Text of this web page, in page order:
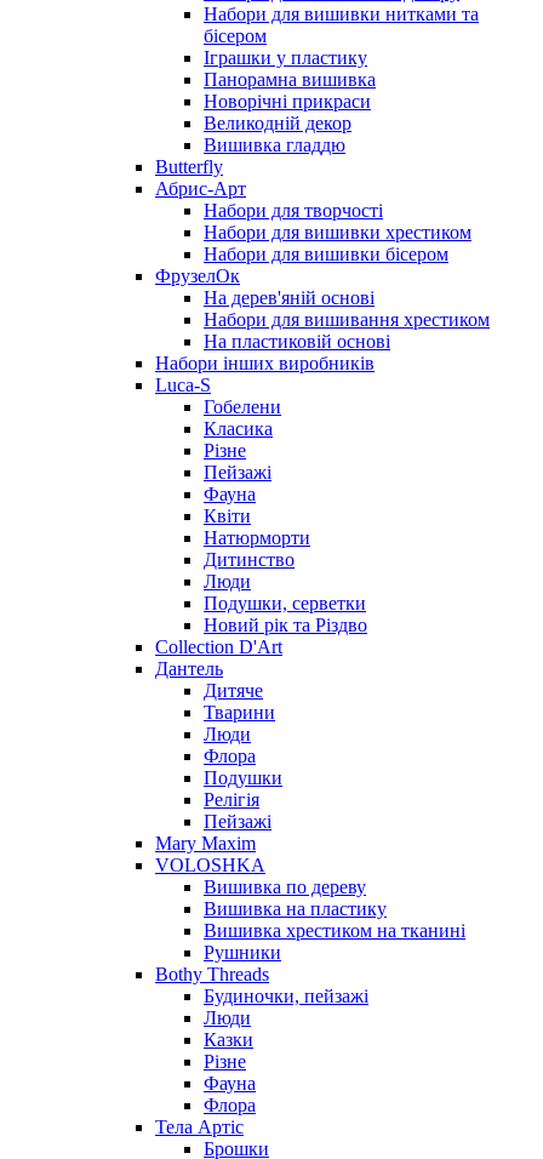
Набори для вишивки нитками та
бісером
Іграшки у пластику
Панорамна вишивка
Новорічні прикраси
Великодній декор
Вишивка гладдю
Butterfly
Абрис-Арт
Набори для творчості
Набори для вишивки хрестиком
Набори для вишивки бісером
ФрузелОк
На дерев'яній основі
Набори для вишивання хрестиком
На пластиковій основі
Набори інших виробників
Luca-S
Гобелени
Класика
Різне
Пейзажі
Фауна
Квіти
Натюрморти
Дитинство
Люди
Подушки, серветки
Новий рік та Різдво
Collection D'Art
Дантель
Дитяче
Тварини
Люди
Флора
Подушки
Релігія
Пейзажі
Mary Maxim
VOLOSHKA
Вишивка по дереву
Вишивка на пластику
Вишивка хрестиком на тканині
Рушники
Bothy Threads
Будиночки, пейзажі
Люди
Казки
Різне
Фауна
Флора
Тела Артіс
Брошки